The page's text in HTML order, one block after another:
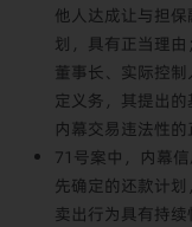
他人达成让与担
划，具有正当理
董事长、实际控
定义务，其提出
内幕交易违法性的
71号案中，内幕
先确定的还款计
卖出行为具有持